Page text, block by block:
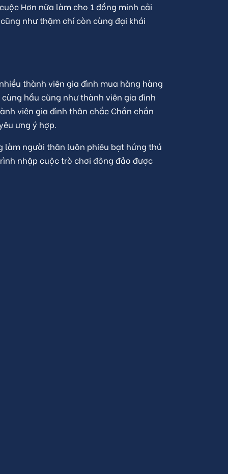
Hơn nữa làm cho 1 đồng minh cải
như thậm chí còn cùng đại khái
thành viên gia đình mua hàng hàng
hầu cũng như thành viên gia đình
viên gia đình thân chắc Chắn chắn
ưng ý hợp.
làm người thân luôn phiêu bạt hứng thú
nhập cuộc trò chơi đông đảo được